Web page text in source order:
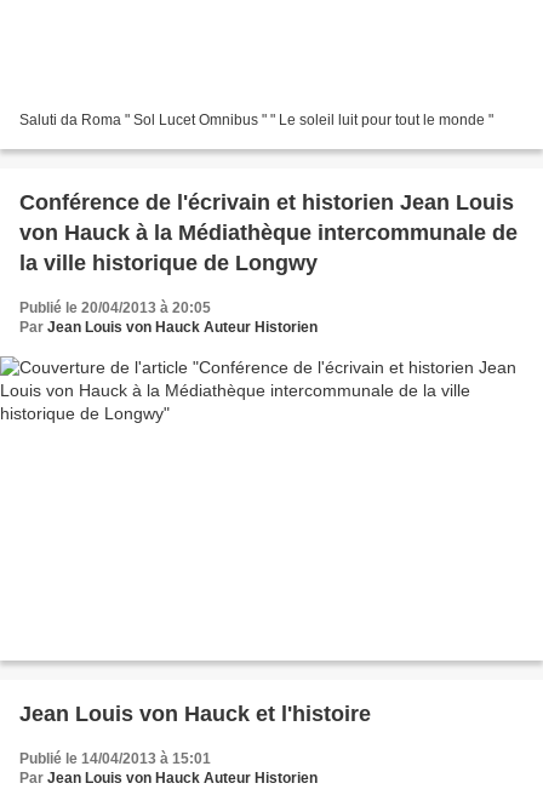
Saluti da Roma " Sol Lucet Omnibus " " Le soleil luit pour tout le monde "
Conférence de l'écrivain et historien Jean Louis
von Hauck à la Médiathèque intercommunale de
la ville historique de Longwy
Publié le 20/04/2013 à 20:05
Par Jean Louis von Hauck Auteur Historien
Jean Louis von Hauck et l'histoire
Publié le 14/04/2013 à 15:01
Par Jean Louis von Hauck Auteur Historien